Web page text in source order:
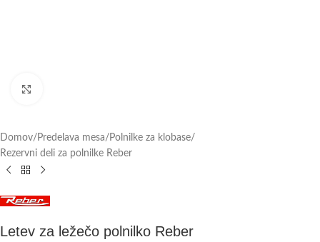
Domov/ Predelava mesa/ Polnilke za klobase/
Rezervni deli za polnilke Reber
Letev za ležečo polnilko Reber